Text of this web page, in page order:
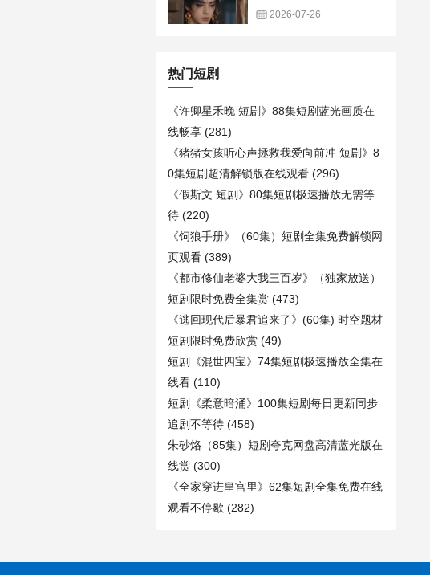
免费在线观看全集
2026-07-26
热门短剧
《许卿星禾晚 短剧》88集短剧蓝光画质在
线畅享 (281)
《猪猪女孩听心声拯救我爱向前冲 短剧》8
0集短剧超清解锁版在线观看 (296)
《假斯文 短剧》80集短剧极速播放无需等
待 (220)
《饲狼手册》（60集）短剧全集免费解锁网
页观看 (389)
《都市修仙老婆大我三百岁》（独家放送）
短剧限时免费全集赏 (473)
《逃回现代后暴君追来了》(60集) 时空题材
短剧限时免费欣赏 (49)
短剧《混世四宝》74集短剧极速播放全集在
线看 (110)
短剧《柔意暗涌》100集短剧每日更新同步
追剧不等待 (458)
朱砂烙（85集）短剧夸克网盘高清蓝光版在
线赏 (300)
《全家穿进皇宫里》62集短剧全集免费在线
观看不停歇 (282)